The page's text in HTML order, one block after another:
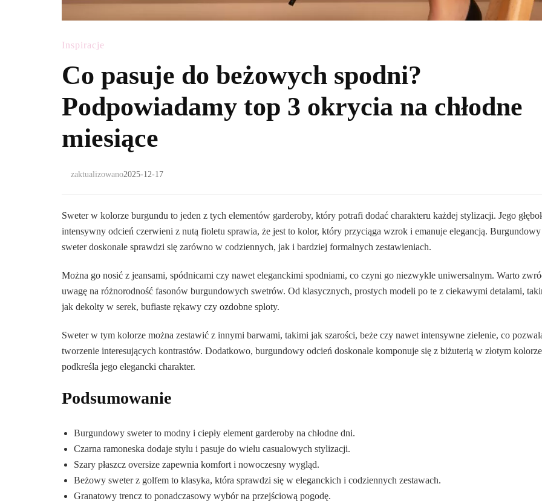
Inspiracje
Co pasuje do beżowych spodni?
Podpowiadamy top 3 okrycia na chłodne
miesiące
zaktualizowano2025-12-17
Sweter w kolorze burgundu to jeden z tych elementów garderoby, który potrafi dodać charakteru każdej stylizacji. Jego
intensywny odcień czerwieni z nutą fioletu sprawia, że jest to kolor, który przyciąga wzrok i emanuje elegancją. Burgundowy
sweter doskonale sprawdzi się zarówno w codziennych, jak i bardziej formalnych zestawieniach.
Można go nosić z jeansami, spódnicami czy nawet eleganckimi spodniami, co czyni go niezwykle uniwersalnym. Warto
uwagę na różnorodność fasonów burgundowych swetrów. Od klasycznych, prostych modeli po te z ciekawymi detalami,
jak dekolty w serek, bufiaste rękawy czy ozdobne sploty.
Sweter w tym kolorze można zestawić z innymi barwami, takimi jak szarości, beże czy nawet intensywne zielenie, co
tworzenie interesujących kontrastów. Dodatkowo, burgundowy odcień doskonale komponuje się z biżuterią w złotym
podkreśla jego elegancki charakter.
Podsumowanie
Burgundowy sweter to modny i ciepły element garderoby na chłodne dni.
Czarna ramoneska dodaje stylu i pasuje do wielu casualowych stylizacji.
Szary płaszcz oversize zapewnia komfort i nowoczesny wygląd.
Beżowy sweter z golfem to klasyka, która sprawdzi się w eleganckich i codziennych zestawach.
Granatowy trencz to ponadczasowy wybór na przejściową pogodę.